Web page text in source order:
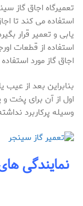
تعمیرگاه اجاق گاز
استفاده می‌ کند تا
یابی و تعمیر قرار
استفاده از قطعات
اجاق گاز مورد
بنابراین بعد از عیب
اول از آن برای پخت
وسیله پرکاربرد
نمایندگی